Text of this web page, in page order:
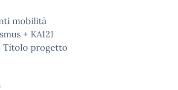
mobilità
+ KA121
Titolo progetto